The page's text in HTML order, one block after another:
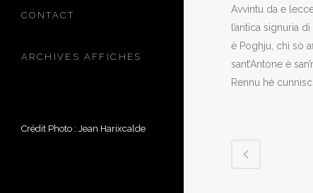
CONTACT
ARCHIVES AFFICHES
Crédit Photo : Jean Harixcalde
Avvintu da e
l’antica signuria
è Poghju, chì sò
sant’Antone è
Rennu hè